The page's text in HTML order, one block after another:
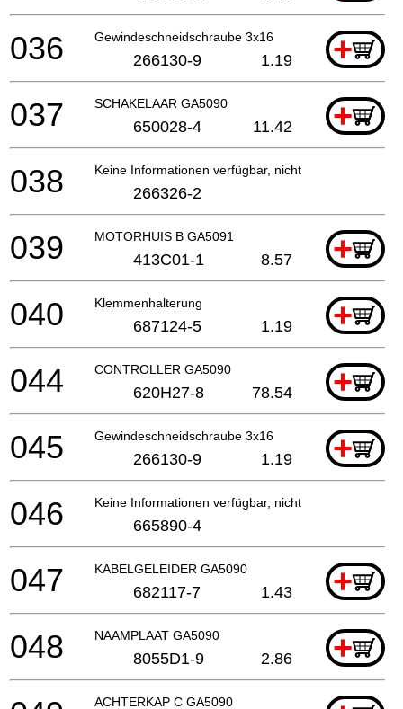
Gewindeschneidschraube 3x16 +
036 266130-9 1.19
SCHAKELAAR GA5090 +
037 650028-4 11.42
Keine Informationen verfügbar, nicht bestellbar
038 266326-2
MOTORHUIS B GA5091 +
039 413C01-1 8.57
Klemmenhalterung +
040 687124-5 1.19
CONTROLLER GA5090 +
044 620H27-8 78.54
Gewindeschneidschraube 3x16 +
045 266130-9 1.19
Keine Informationen verfügbar, nicht bestellbar
046 665890-4
KABELGELEIDER GA5090 +
047 682117-7 1.43
NAAMPLAAT GA5090 +
048 8055D1-9 2.86
ACHTERKAP C GA5090